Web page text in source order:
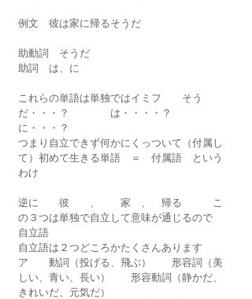
例文　彼は家に帰るそうだ
助動詞　そうだ
助詞　は、に
これらの単語は単独ではイミフ　　そう
だ・・・？　　　　は・・・・？
に・・・？
つまり自立できず何かにくっついて（付属し
て）初めて生きる単語　＝ 付属語 という
わけ
逆に　　彼　　、　　家　、　帰る　　　こ
の３つは単独で自立して意味が通じるので
自立語
自立語は２つどころかたくさんあります
ア　　動詞（投げる、飛ぶ）　　形容詞（美
しい、青い、長い）　　形容動詞（静かだ、
きれいだ、元気だ）